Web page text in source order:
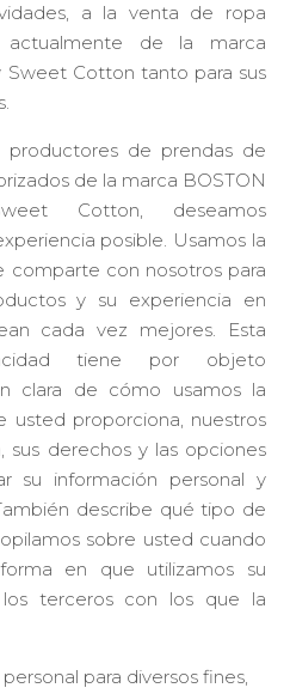
a la venta de ropa
actualmente de la marca
Sweet Cotton tanto para sus
productores de prendas de
de la marca BOSTON
Cotton, deseamos
posible. Usamos la
comparte con nosotros para
y su experiencia en
cada vez mejores. Esta
tiene por objeto
clara de cómo usamos la
usted proporciona, nuestros
sus derechos y las opciones
su información personal y
describe qué tipo de
sobre usted cuando
en que utilizamos su
terceros con los que la
para diversos fines,